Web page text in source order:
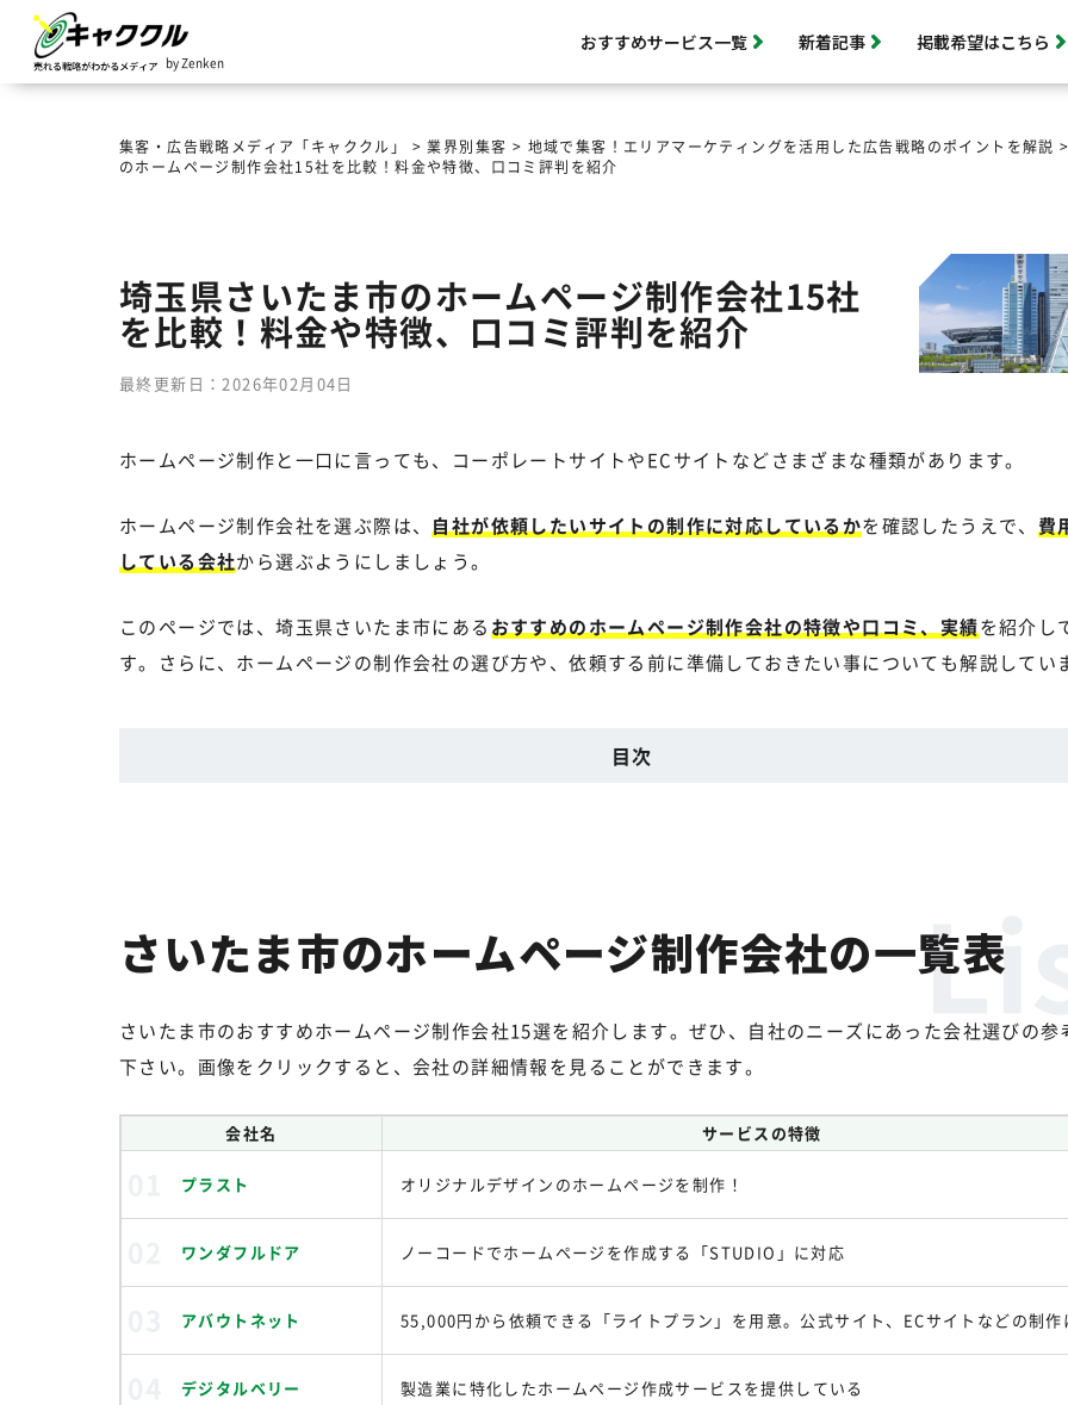
by Zenken
おすすめサービス一覧 新着記事 掲載希望はこちら
集客・広告戦略メディア「キャククル」 >業界別集客 > 地域で集客！エリアマーケティングを活用した広告戦略のポイントを解説
のホームページ制作会社15社を比較！料金や特徴、口コミ評判を紹介
埼玉県さいたま市のホームページ制作会社15社
を比較！料金や特徴、口コミ評判を紹介
最終更新日：2026年02月04日
ホームページ制作と一口に言っても、コーポレートサイトやECサイトなどさまざまな種類があります。
ホームページ制作会社を選ぶ際は、 自社が依頼したいサイトの制作に対応しているかを確認したうえで、 費
している会社から選ぶようにしましょう。
このページでは、埼玉県さいたま市にある おすすめのホームページ制作会社の特徴や口コミ、実績を紹介し
す。さらに、ホームページの制作会社の選び方や、依頼する前に準備しておきたい事についても解説してい
目次
さいたま市のホームページ制作会社の一覧表
さいたま市のおすすめホームページ制作会社15選を紹介します。ぜひ、自社のニーズにあった会社選びの参
下さい。画像をクリックすると、会社の詳細情報を見ることができます。
会社名 サービスの特徴
プラスト オリジナルデザインのホームページを制作！
ワンダフルドア ノーコードでホームページを作成する「STUDIO」に対応
アバウトネット 55,000円から依頼できる「ライトプラン」を用意。公式サイト、ECサイトなどの制作
デジタルベリー 製造業に特化したホームページ作成サービスを提供している